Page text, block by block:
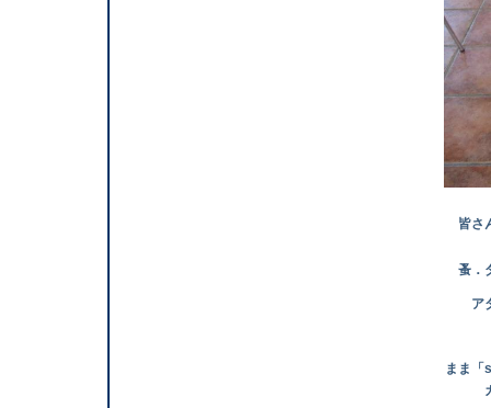
皆さん フ
蚤．ダニ 対
アタチは今日
まま「soran
カット